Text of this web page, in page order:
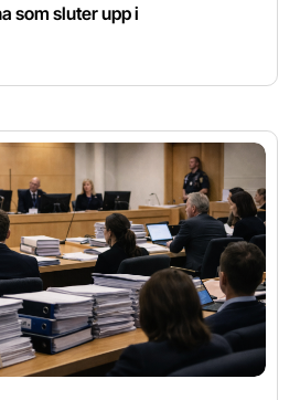
som sluter upp i